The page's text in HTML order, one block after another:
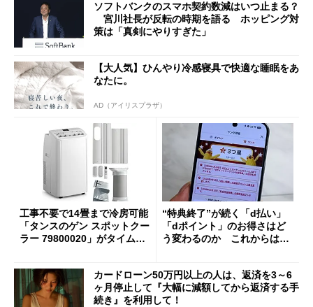
ソフトバンクのスマホ契約数減はいつ止まる？
宮川社長が反転の時期を語る ホッピング対
策は「真剣にやりすぎた」
【大人気】ひんやり冷感寝具で快適な睡眠をあ
なたに。
AD（アイリスプラザ）
工事不要で14畳まで冷房可能
「タンスのゲン スポットクー
ラー 79800020」がタイムセ
“特典終了”が続く「d払い」
「dポイント」のお得さはど
う変わるのか これからは
カードローン50万円以上の人は、返済を3～6
ヶ月停止して『大幅に減額してから返済する手
続き』を利用して！